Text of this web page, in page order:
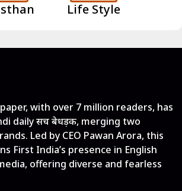
Life Style
with over 7 million readers, has
daily सच बेधड़क, merging two
Led by CEO Pawan Arora, this
First India’s presence in English
offering diverse and fearless